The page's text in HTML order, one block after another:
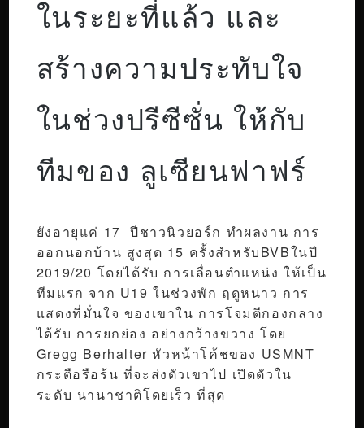
ในระยะที่แล้ว และ
สร้างความประทับใจ
ในช่วงปรีซีซั่น ให้กับ
ทีมของ ลูเซียนฟาฟร์
ยังอายุแค่ 17 ปีชาวนิวยอร์ก ทำผลงาน การ
ออกนอกบ้าน สูงสุด 15 ครั้งสำหรับBVBในปี
2019/20 โดยได้รับ การเลื่อนตำแหน่ง ให้เป็น
ทีมแรก จาก U19 ในช่วงพัก ฤดูหนาว การ
แสดงที่มั่นใจ ของเขาใน การโจมตีกองกลาง
ได้รับ การยกย่อง อย่างกว้างขวาง โดย
Gregg Berhalter หัวหน้าโค้ชของ USMNT
กระตือรือร้น ที่จะส่งตัวเขาไป เปิดตัวใน
ระดับ นานาชาติโดยเร็ว ที่สุด